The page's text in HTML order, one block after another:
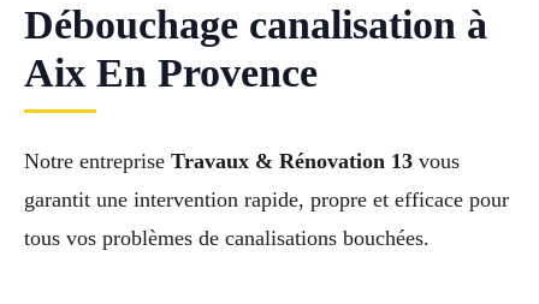
Débouchage canalisation à
Aix En Provence
Notre entreprise Travaux & Rénovation 13 vous
garantit une intervention rapide, propre et efficace pour
tous vos problèmes de canalisations bouchées.